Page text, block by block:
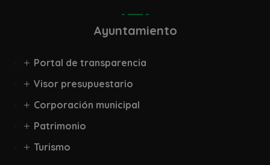
Ayuntamiento
Portal de transparencia
Visor presupuestario
Corporación municipal
Patrimonio
Turismo